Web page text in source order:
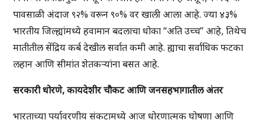
पावसाळी अंदाज ९२% वरून ९०% वर खाली आला आहे. ज्या ४३%
भारतीय जिल्ह्यांमध्ये हवामान बदलाचा धोका “अति उच्च” आहे, तिथेच
मातीतील सेंद्रिय कर्ब देखील सर्वात कमी आहे. ह्याचा सर्वाधिक फटका
लहान आणिसीमांतशेतकऱ्यांना बसत आहे.
सरकारी धोरणे, कायदेशीर चौकट आणि जनसहभागातील अंतर
भारताच्या पर्यावरणीय संकटामध्ये आज धोरणात्मक घोषणा आणि